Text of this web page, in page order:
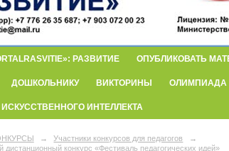
РАЗВИТИЕ ОПУБЛИКОВАТЬ
ДОШКОЛЬНИКУ ВИКТОРИНЫ ОЛИМПИАДА
ИНТЕЛЛЕКТА
→ Участники конкурсов для педагогов
→
дистанционный конкурс «Фестиваль педагогических идей»